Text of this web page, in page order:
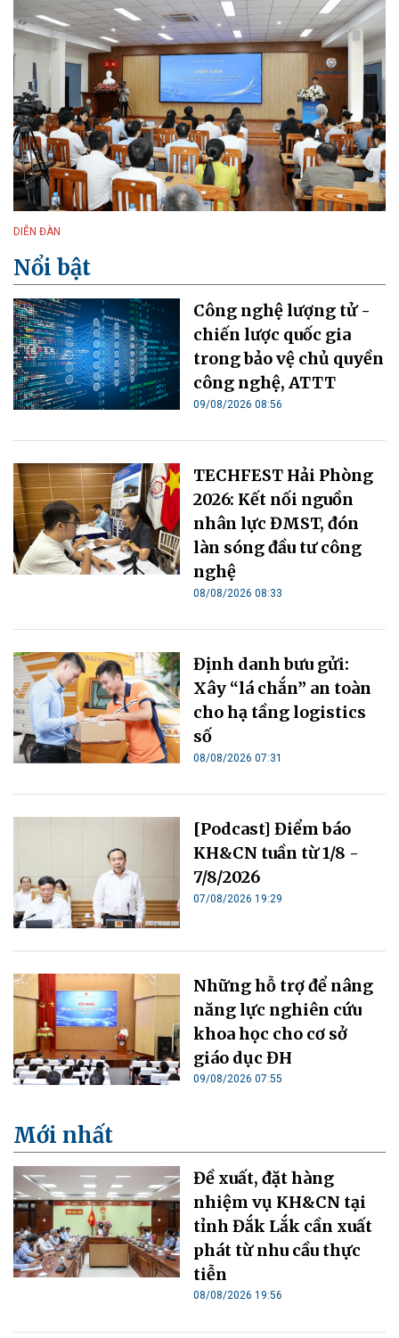
DIỄN ĐÀN
Nổi bật
Công nghệ lượng tử -
chiến lược quốc gia
trong bảo vệ chủ quyền
công nghệ, ATTT
09/08/2026 08:56
TECHFEST Hải Phòng
2026: Kết nối nguồn
nhân lực ĐMST, đón
làn sóng đầu tư công
nghệ
08/08/2026 08:33
Định danh bưu gửi:
Xây “lá chắn” an toàn
cho hạ tầng logistics
số
08/08/2026 07:31
[Podcast] Điểm báo
KH&CN tuần từ 1/8 -
7/8/2026
07/08/2026 19:29
Những hỗ trợ để nâng
năng lực nghiên cứu
khoa học cho cơ sở
giáo dục ĐH
09/08/2026 07:55
Mới nhất
Đề xuất, đặt hàng
nhiệm vụ KH&CN tại
tỉnh Đắk Lắk cần xuất
phát từ nhu cầu thực
tiễn
08/08/2026 19:56